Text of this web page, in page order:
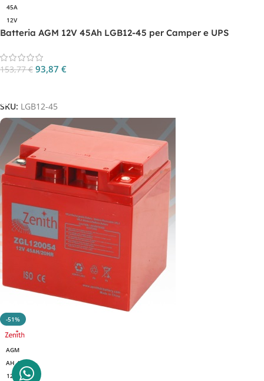
45A
12V
Batteria AGM 12V 45Ah LGB12-45 per Camper e UPS
153,77€ 93,87 €
SKU: LGB12-45
-51%
AGM
AH 45
12V